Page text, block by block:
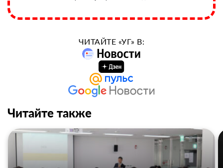
ЧИТАЙТЕ «УГ» В:
Читайте также